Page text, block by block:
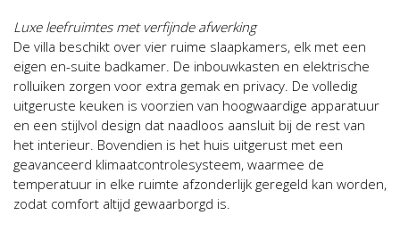
Luxe leefruimtes met verfijnde afwerking
De villa beschikt over vier ruime slaapkamers, elk met een
eigen en-suite badkamer. De inbouwkasten en elektrische
rolluiken zorgen voor extra gemak en privacy. De volledig
uitgeruste keuken is voorzien van hoogwaardige apparatuur
en een stijlvol design dat naadloos aansluit bij de rest van
het interieur. Bovendien is het huis uitgerust met een
geavanceerd klimaatcontrolesysteem, waarmee de
temperatuur in elke ruimte afzonderlijk geregeld kan worden,
zodat comfort altijd gewaarborgd is.